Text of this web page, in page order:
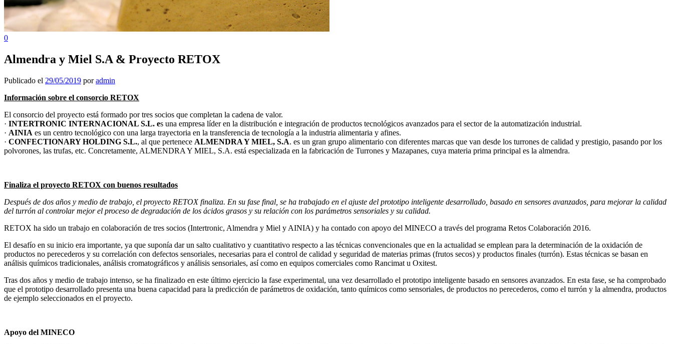
0
Almendra y Miel S.A & Proyecto RETOX
Publicado el 29/05/2019 poradmin
Información sobre el consorcio RETOX
El consorcio del proyecto está formado por tres socios que completan la cadena de valor.
· INTERTRONIC INTERNACIONAL S.L. es una empresa líder en la distribución e integración de productos tecnológicos avanzados para el sector de la automatización industrial.
· AINIA es un centro tecnológico con una larga trayectoria en la transferencia de tecnología a la industria alimentaria y afines.
· CONFECTIONARY HOLDING S.L., al que pertenece ALMENDRA Y MIEL, S.A. es un gran grupo alimentario con diferentes marcas que van desde los turrones de calidad y prestigio, pasando por los
polvorones, las trufas, etc. Concretamente, ALMENDRA Y MIEL, S.A. está especializada en la fabricación de Turrones y Mazapanes, cuya materia prima principal es la almendra.
Finaliza el proyecto RETOX con buenos resultados
Después de dos años y medio de trabajo, el proyecto RETOX finaliza. En su fase final, se ha trabajado en el ajuste del prototipo inteligente desarrollado, basado en sensores avanzados, para mejorar la calidad
del turrón al controlar mejor el proceso de degradación de los ácidos grasos y su relación con los parámetros sensoriales y su calidad.
RETOX ha sido un trabajo en colaboración de tres socios (Intertronic, Almendra y Miel y AINIA) y ha contado con apoyo del MINECO a través del programa Retos Colaboración 2016.
El desafío en su inicio era importante, ya que suponía dar un salto cualitativo y cuantitativo respecto a las técnicas convencionales que en la actualidad se emplean para la determinación de la oxidación de
productos no perecederos y su correlación con defectos sensoriales, necesarias para el control de calidad y seguridad de materias primas (frutos secos) y productos finales (turrón). Estas técnicas se basan en
análisis químicos tradicionales, análisis cromatográficos y análisis sensoriales, así como en equipos comerciales como Rancimat u Oxitest.
Tras dos años y medio de trabajo intenso, se ha finalizado en este último ejercicio la fase experimental, una vez desarrollado el prototipo inteligente basado en sensores avanzados. En esta fase, se ha comprobado
que el prototipo desarrollado presenta una buena capacidad para la predicción de parámetros de oxidación, tanto químicos como sensoriales, de productos no perecederos, como el turrón y la almendra, productos
de ejemplo seleccionados en el proyecto.
Apoyo del MINECO